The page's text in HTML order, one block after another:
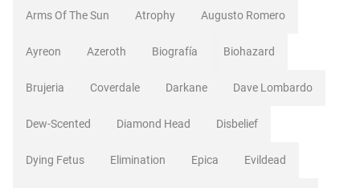
Arms Of The Sun Atrophy Augusto Romero
Ayreon Azeroth Biografía Biohazard
Brujeria Coverdale Darkane Dave Lombardo
Dew-Scented Diamond Head Disbelief
Dying Fetus Elimination Epica Evildead